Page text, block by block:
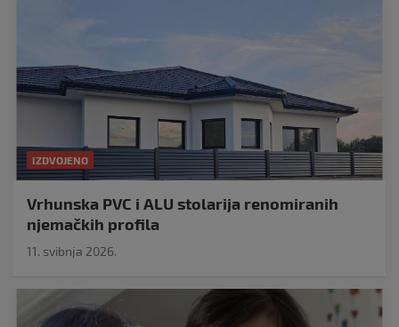
IZDVOJENO
Vrhunska PVC i ALU stolarija renomiranih
njemačkih profila
11. svibnja 2026.